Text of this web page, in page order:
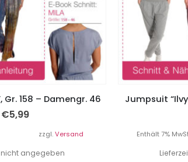
Gr. 158 – Damengr. 46
€5,99
zzgl.Versand
nicht angegeben
Jumpsuit
Enthält 7%